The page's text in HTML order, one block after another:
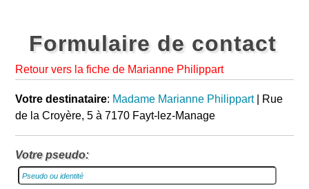
Formulaire de contact
Retour vers la fiche de Marianne Philippart
Votre destinataire: Madame Marianne Philippart| Rue
de la Croyère, 5 à 7170 Fayt-lez-Manage
Votre pseudo: